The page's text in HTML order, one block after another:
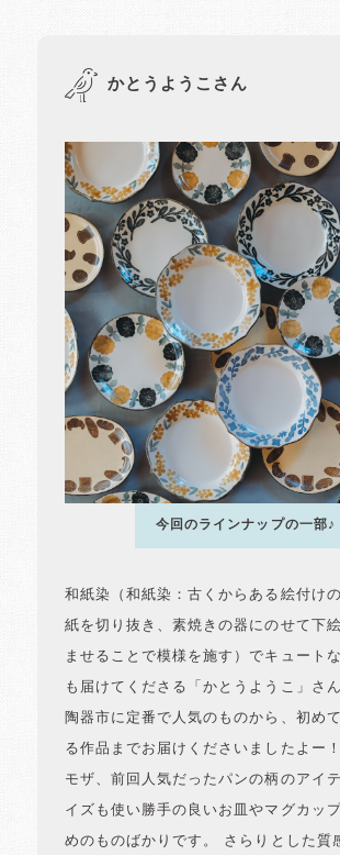
かとうようこさん
今回のラインナップの一部♪
和紙染（和紙染：古くからある絵付け
紙を切り抜き、素焼きの器にのせて下
ませることで模様を施す）でキュート
も届けてくださる「かとうようこ」さ
陶器市に定番で人気のものから、初め
る作品までお届けくださいましたよー
モザ、前回人気だったパンの柄のアイ
イズも使い勝手の良いお皿やマグカッ
めのものばかりです。 さらりとした質